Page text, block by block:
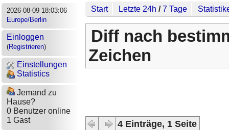
2026-08-09 18:03:06
Europe/Berlin
Einloggen
(Registrieren)
Einstellungen
Statistics
Jemand zu
Hause?
0 Benutzer online
1 Gast
Start Letzte 24h /7 Tage
Diff nach
Zeichen
4 Einträge, 1 Seite